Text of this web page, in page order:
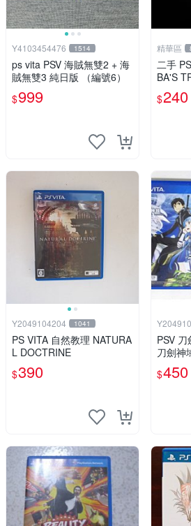
Y4103454476 1514
ps vita PSV 海賊無雙2 + 海
賊無雙3 純日版 （編號6）
$999
精華區
二手
BA'S
$240
Y2049104204 1041
PS VITA 自然教理 NATURA
L DOCTRINE
$390
PSV
刀劍神
$450